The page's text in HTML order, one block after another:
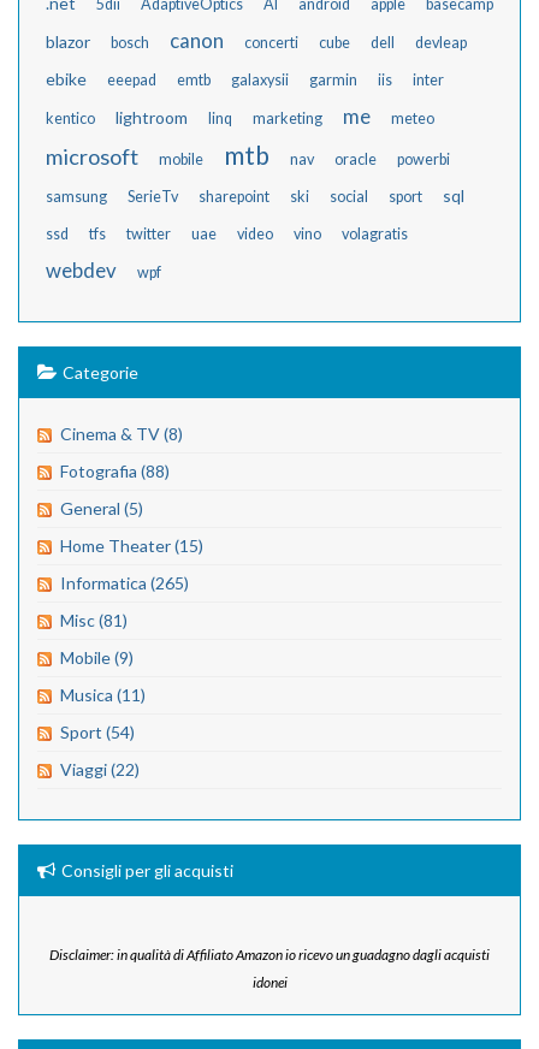
5dii AdaptiveOptics AI android apple basecamp
blazor bosch canon concerti cube dell devleap
ebike eeepad emtb galaxysii garmin iis inter
kentico lightroom linq marketing me meteo
microsoft mobile mtb nav oracle powerbi
samsung SerieTv sharepoint ski social sport sql
ssd tfs twitter uae video vino volagratis
webdev wpf
Categorie
Cinema & TV (8)
Fotografia (88)
General (5)
Home Theater (15)
Informatica (265)
Misc (81)
Mobile (9)
Musica (11)
Sport (54)
Viaggi (22)
Consigli per gli acquisti
Disclaimer: in qualità di Affiliato Amazon io ricevo un guadagno dagli acquisti
idonei